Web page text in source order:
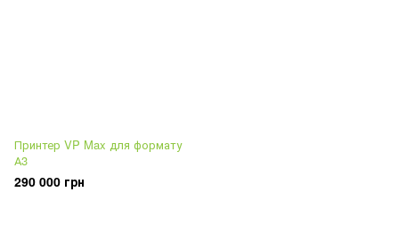
Принтер VP Max для формату
А3
290 000 грн